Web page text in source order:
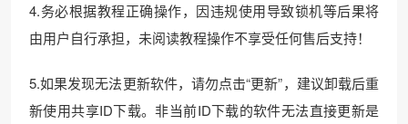
4.务必根据教程正确操作，因违规使用导致锁机等后果将
由用户自行承担，未阅读教程操作不享受任何售后支持！
5.如果发现无法更新软件，请勿点击“更新”，建议卸载后重
新使用共享ID下载。非当前ID下载的软件无法直接更新是